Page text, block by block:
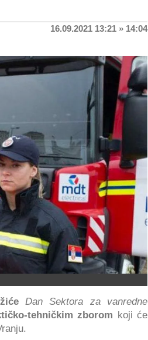
16.09.2021 13:21 » 14:04
Dan Sektora za vanredne
tehničkim zborom koji će